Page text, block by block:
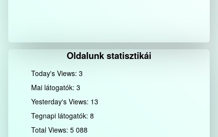
Oldalunk statisztikái
Today's Views:3
Mai látogatók:3
Yesterday's Views: 13
Tegnapi látogatók:8
Total Views:5 088